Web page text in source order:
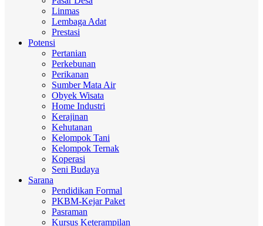
Linmas
Lembaga Adat
Prestasi
Potensi
Pertanian
Perkebunan
Perikanan
Sumber Mata Air
Obyek Wisata
Home Industri
Kerajinan
Kehutanan
Kelompok Tani
Kelompok Ternak
Koperasi
Seni Budaya
Sarana
Pendidikan Formal
PKBM-Kejar Paket
Pasraman
Kursus Keterampilan